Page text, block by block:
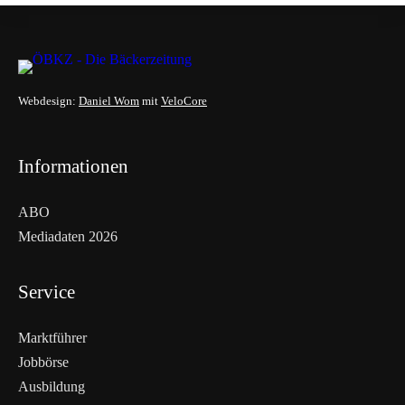
Webdesign: Daniel Wom mit VeloCore
Informationen
ABO
Mediadaten 2026
Service
Marktführer
Jobbörse
Ausbildung